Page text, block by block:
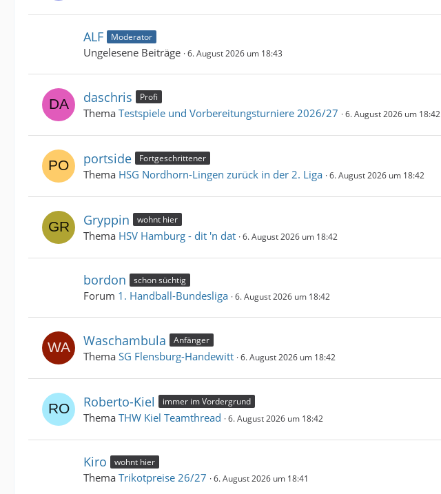
ALF Moderator
Ungelesene Beiträge 6. August 2026 um 18:43
daschris Profi
Thema Testspiele und Vorbereitungsturniere 2026/27 6. August 2026 um 18:42
portside Fortgeschrittener
Thema HSG Nordhorn-Lingen zurück in der 2. Liga 6. August 2026 um 18:42
Gryppin wohnt hier
Thema HSV Hamburg - dit 'n dat 6. August 2026 um 18:42
bordon schon süchtig
Forum 1. Handball-Bundesliga 6. August 2026 um 18:42
Waschambula Anfänger
Thema SG Flensburg-Handewitt 6. August 2026 um 18:42
Roberto-Kiel immer im Vordergrund
Thema THW Kiel Teamthread 6. August 2026 um 18:42
Kiro wohnt hier
Thema Trikotpreise 26/27 6. August 2026 um 18:41